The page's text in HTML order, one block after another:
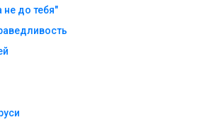
не до тебя"